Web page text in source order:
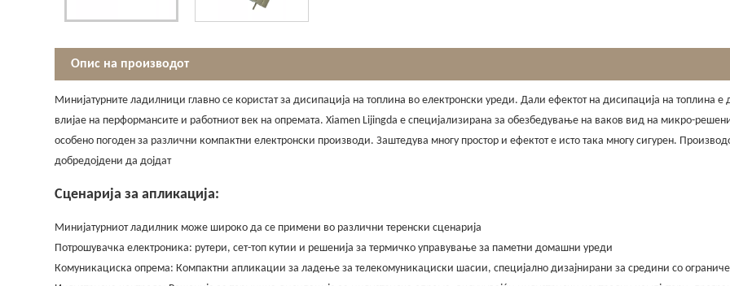
Опис на производот
Минијатурните ладилници главно се користат за дисипација на топлина во електронски уреди. Дали ефектот на дисипација на топлина
влијае на перформансите и работниот век на опремата. Xiamen Lijingda е специјализирана за обезбедување на ваков вид на микро-
особено погоден за различни компактни електронски производи. Заштедува многу простор и ефектот е исто така многу сигурен.
добредојдени да дојдат
Сценарија за апликација:
Минијатурниот ладилник може широко да се примени во различни теренски сценарија
Потрошувачка електроника: рутери, сет-топ кутии и решенија за термичко управување за паметни домашни уреди
Комуникациска опрема: Компактни апликации за ладење за телекомуникациски шасии, специјално дизајнирани за средини со